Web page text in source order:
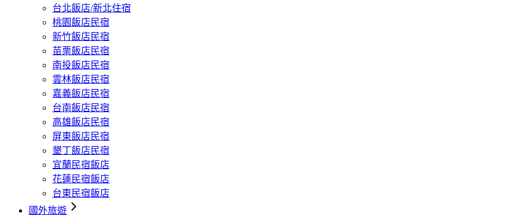
台北飯店/新北住宿
桃園飯店民宿
新竹飯店民宿
苗栗飯店民宿
南投飯店民宿
雲林飯店民宿
嘉義飯店民宿
台南飯店民宿
高雄飯店民宿
屏東飯店民宿
墾丁飯店民宿
宜蘭民宿飯店
花蓮民宿飯店
台東民宿飯店
國外旅遊